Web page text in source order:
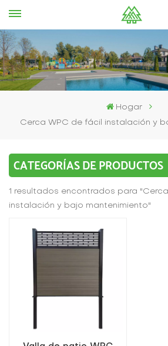
Hogar
Cerca WPC de fácil instalación y
CATEGORÍAS DE PRODUCTOS
1 resultados encontrados para
instalación y bajo mantenimiento"